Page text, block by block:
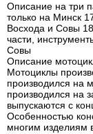
Описание на три
только на Минск
Восхода и Совы
части,
Совы
Описание
Мотоциклы
производился на
производился на
выпускаются с
Особенностью
многим изделиям